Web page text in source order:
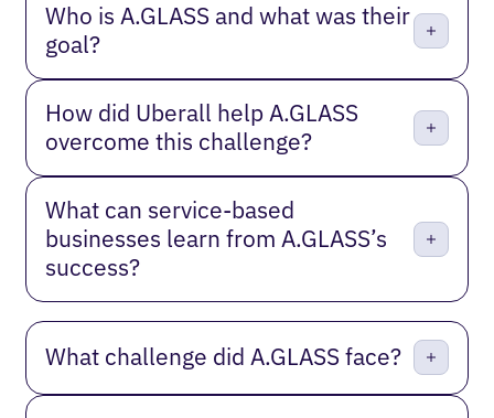
Who is A.GLASS and what was their
goal?
How did Uberall help A.GLASS
overcome this challenge?
What can service-based
businesses learn from A.GLASS’s
success?
What challenge did A.GLASS face?